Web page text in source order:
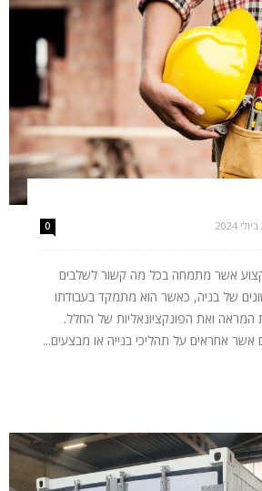
0
אשר מתמחה בכל מה קשור לשלבים
של בניה, כאשר הוא מתמקד בעבודתו
ואת הפונקציונאליות של החלל.
אשר אחראים על תהליכי בנייה או מבצעים...